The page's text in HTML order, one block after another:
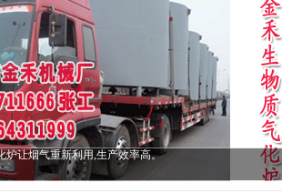
炉让烟气重新利用,生产效率高。